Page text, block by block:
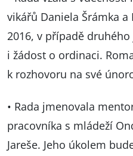
vikářů Daniela Šrámka a
2016, v případě
i žádost o ordinaci.
k rozhovoru na své
• Rada jmenovala
pracovníka s mládeží
Jareše. Jeho úkolem